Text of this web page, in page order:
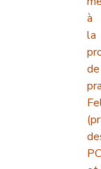
à
la
de